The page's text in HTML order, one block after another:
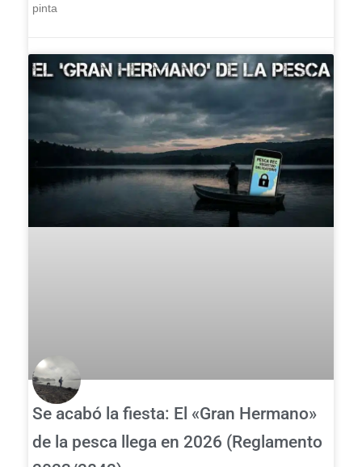
pinta
Se acabó la fiesta: El «Gran Hermano»
de la pesca llega en 2026 (Reglamento